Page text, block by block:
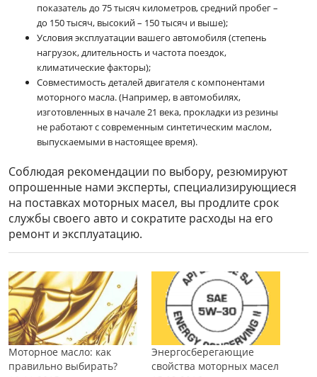
показатель до 75 тысяч километров, средний пробег –
до 150 тысяч, высокий – 150 тысяч и выше);
Условия эксплуатации вашего автомобиля (степень
нагрузок, длительность и частота поездок,
климатические факторы);
Совместимость деталей двигателя с компонентами
моторного масла. (Например, в автомобилях,
изготовленных в начале 21 века, прокладки из резины
не работают с современным синтетическим маслом,
выпускаемыми в настоящее время).
Соблюдая рекомендации по выбору, резюмируют
опрошенные нами эксперты, специализирующиеся
на поставках моторных масел, вы продлите срок
службы своего авто и сократите расходы на его
ремонт и эксплуатацию.
Моторное масло: как
правильно выбирать?
Энергосберегающие
свойства моторных масел